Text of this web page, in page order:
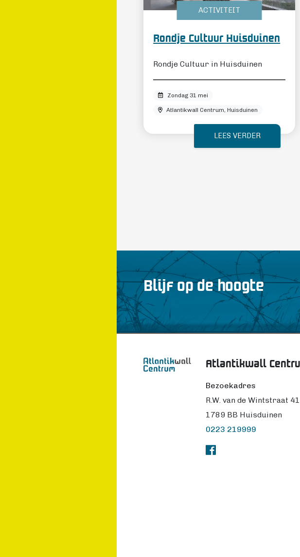
ACTIVITEIT
Rondje Cultuur Huisduinen
Rondje Cultuur in Huisduinen
Zondag 31 mei
Atlantikwall Centrum, Huisduinen
LEES VERDER
Blijf op de hoogte
Atlantikwall
Bezoekadres
R.W. van de Wintstraat 41
1789 BB Huisduinen
0223 219999